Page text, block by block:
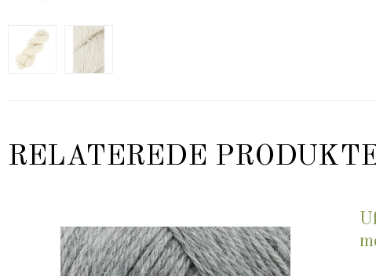
RELATEREDE